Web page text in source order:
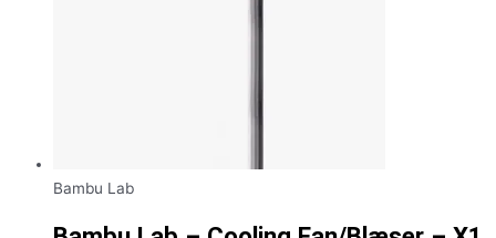
Bambu Lab